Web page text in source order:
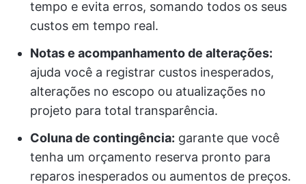
tempo e evita erros, somando todos os seus
custos em tempo real.
Notas e acompanhamento de alterações:
ajuda você a registrar custos inesperados,
alterações no escopo ou atualizações no
projeto para total transparência.
Coluna de contingência: garante que você
tenha um orçamento reserva pronto para
reparos inesperados ou aumentos de preços.